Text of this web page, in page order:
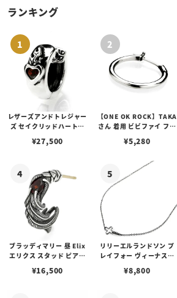
ランキング
レザーズアンドトレジャー
ズ セイクリッドハートピ
¥27,500
【ONE OK ROCK】TAKA
さん 着用 ビビファイ フー
¥5,280
ブラッディマリー 昼 Elix
エリクス スタッド ピアス
¥16,500
リリーエルランドソン プ
レイフォー ヴィーナスチ
¥8,800